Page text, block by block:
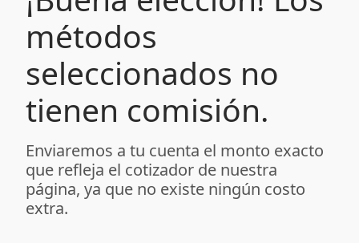
métodos
seleccionados no
tienen comisión.
Enviaremos a tu cuenta el monto exacto
que refleja el cotizador de nuestra
página, ya que no existe ningún costo
extra.